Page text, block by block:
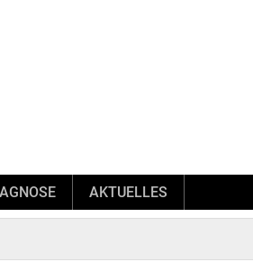
AKTUELLES